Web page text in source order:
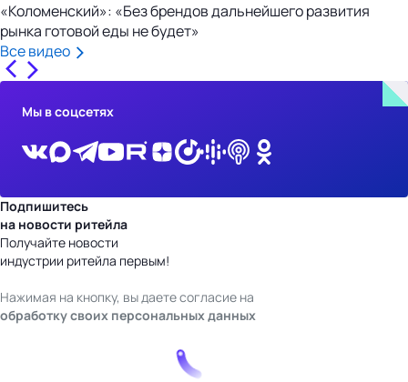
«Коломенский»: «Без брендов дальнейшего развития
рынка готовой еды не будет»
Все видео
Мы в соцсетях
Подпишитесь
на новости ритейла
Получайте новости
индустрии ритейла первым!
Нажимая на кнопку, вы даете согласие на
обработку своих персональных данных